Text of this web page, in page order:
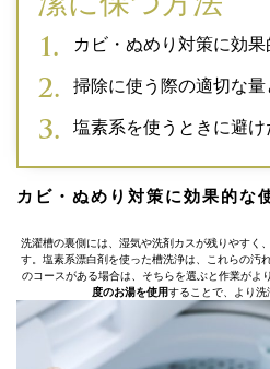
カビ・ぬめり対策に効
掃除に使う際の適切な量
塩素系を使うときに避け
カビ・ぬめり対策に効果的な
洗濯槽の裏側には、湿気や洗剤カスが残りやすく
す。塩素系漂白剤を使った槽洗浄は、これらの汚
のコースがある場合は、そちらを選ぶと作業がより
度のお湯を使用することで、より洗